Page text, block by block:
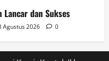
dan Sukses
Agustus 2026 0